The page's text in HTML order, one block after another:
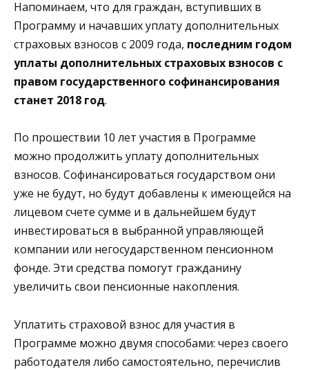
Напоминаем, что для граждан, вступивших в
Программу и начавших уплату дополнительных
страховых взносов с 2009 года, последним годом
уплаты дополнительных страховых взносов с
правом государственного софинансирования
станет 2018 год.
По прошествии 10 лет участия в Программе
можно продолжить уплату дополнительных
взносов. Софинансироваться государством они
уже не будут, но будут добавлены к имеющейся на
лицевом счете сумме и в дальнейшем будут
инвестироваться в выбранной управляющей
компании или негосударственном пенсионном
фонде. Эти средства помогут гражданину
увеличить свои пенсионные накопления.
Уплатить страховой взнос для участия в
Программе можно двумя способами: через своего
работодателя либо самостоятельно, перечислив